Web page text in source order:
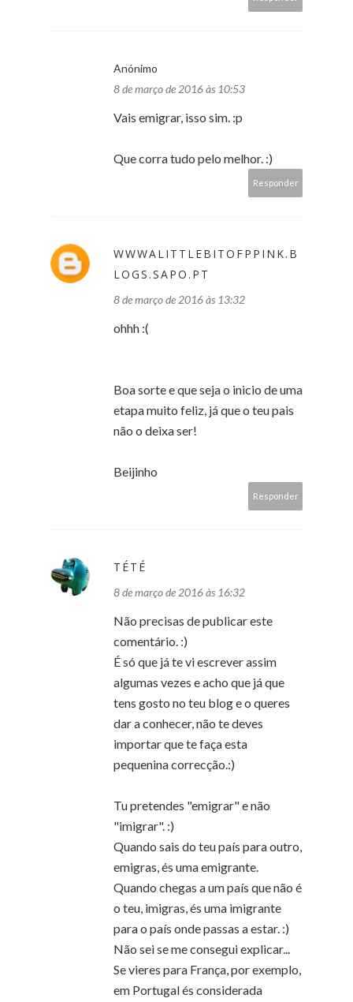
Anónimo
8 de março de 2016 às 10:53
Vais emigrar, isso sim. :p
Que corra tudo pelo melhor. :)
Responder
WWWALITTLEBITOFPPINK.B
LOGS.SAPO.PT
8 de março de 2016 às 13:32
ohhh :(
Boa sorte e que seja o inicio de uma
etapa muito feliz, já que o teu pais
não o deixa ser!
Beijinho
Responder
TÉTÉ
8 de março de 2016 às 16:32
Não precisas de publicar este
comentário. :)
É só que já te vi escrever assim
algumas vezes e acho que já que
tens gosto no teu blog e o queres
dar a conhecer, não te deves
importar que te faça esta
pequenina correcção.:)
Tu pretendes "emigrar" e não
"imigrar". :)
Quando sais do teu país para outro,
emigras, és uma emigrante.
Quando chegas a um país que não é
o teu, imigras, és uma imigrante
para o país onde passas a estar. :)
Não sei se me consegui explicar...
Se vieres para França, por exemplo,
em Portugal és considerada